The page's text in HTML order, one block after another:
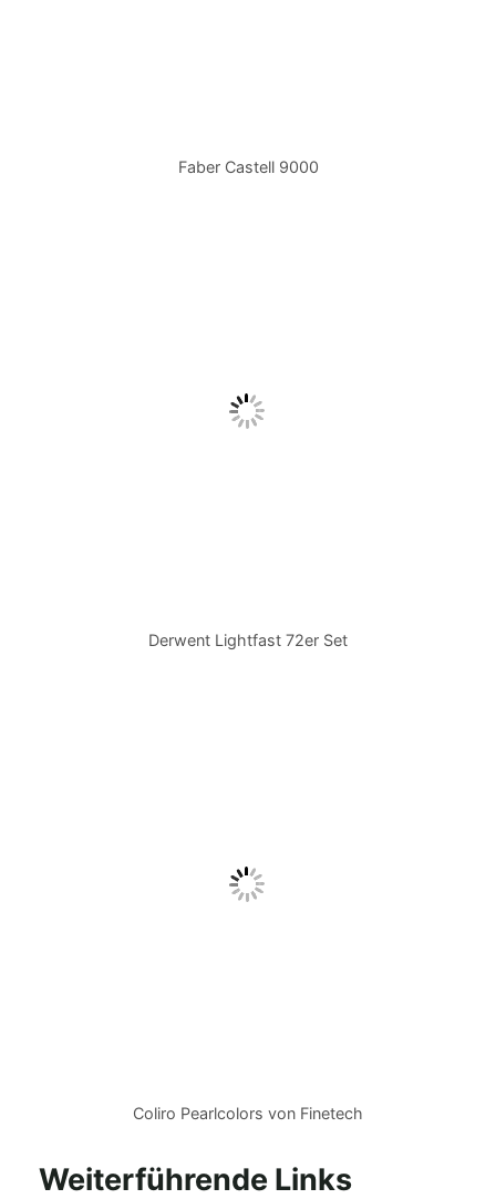
Faber Castell 9000
Derwent Lightfast 72er Set
Coliro Pearlcolors von Finetech
Weiterführende Links